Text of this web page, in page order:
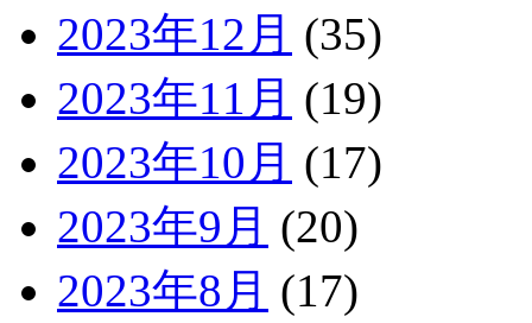
2023年12月 (35)
2023年11月 (19)
2023年10月 (17)
2023年9月 (20)
2023年8月 (17)